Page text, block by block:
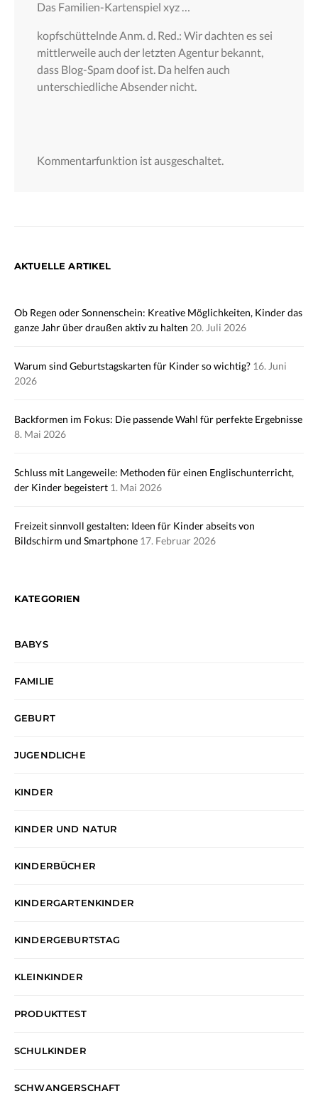
Das Familien-Kartenspiel xyz …
kopfschüttelnde Anm. d. Red.: Wir dachten es sei
mittlerweile auch der letzten Agentur bekannt,
dass Blog-Spam doof ist. Da helfen auch
unterschiedliche Absender nicht.
Kommentarfunktion ist ausgeschaltet.
AKTUELLE ARTIKEL
Ob Regen oder Sonnenschein: Kreative Möglichkeiten, Kinder das
ganze Jahr über draußen aktiv zu halten 20. Juli 2026
Warum sind Geburtstagskarten für Kinder so wichtig? 16. Juni
2026
Backformen im Fokus: Die passende Wahl für perfekte Ergebnisse
8. Mai 2026
Schluss mit Langeweile: Methoden für einen Englischunterricht,
der Kinder begeistert 1. Mai 2026
Freizeit sinnvoll gestalten: Ideen für Kinder abseits von
Bildschirm und Smartphone 17. Februar 2026
KATEGORIEN
BABYS
FAMILIE
GEBURT
JUGENDLICHE
KINDER
KINDER UND NATUR
KINDERBÜCHER
KINDERGARTENKINDER
KINDERGEBURTSTAG
KLEINKINDER
PRODUKTTEST
SCHULKINDER
SCHWANGERSCHAFT